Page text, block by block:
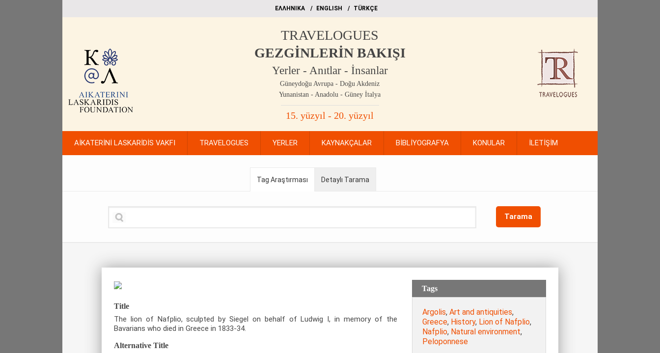
EΛΛΗΝΙΚΑ ΕΝGLISH TÜRKÇE
TRAVELOGUES
GEZGİNLERİN BAKIŞI
Yerler - Anıtlar - İnsanlar
Güneydoğu Avrupa - Doğu Akdeniz
Yunanistan - Anadolu - Güney İtalya
15. yüzyıl - 20. yüzyıl
AİKATERİNİ LASKARİDİS VAKFI TRAVELOGUES YERLER KAYNAKÇALAR BİBLİYOGRAFYA KONULAR İLETİŞİM
Tag Araştırması
Tarama
Detaylı Tarama
Title
The lion of Nafplio, sculpted by Siegel on behalf of Ludwig I, in memory of the
Bavarians who died in Greece in 1833-34.
Alternative Title
Tags
Argolis, Art and antiquities,
Greece, History, Lion of Nafplio,
Nafplio, Natural environment,
Peloponnese